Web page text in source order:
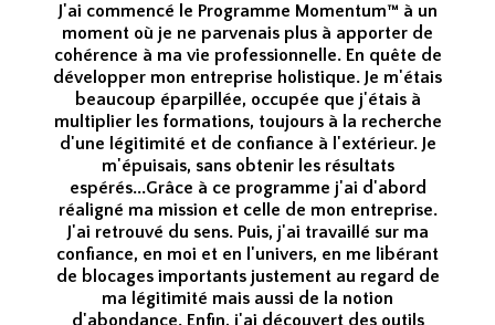
J'ai commencé le Programme Momentum™ à un
moment où je ne parvenais plus à apporter de
cohérence à ma vie professionnelle. En quête de
développer mon entreprise holistique. Je m'étais
beaucoup éparpillée, occupée que j'étais à
multiplier les formations, toujours à la recherche
d'une légitimité et de confiance à l'extérieur. Je
m'épuisais, sans obtenir les résultats
espérés...Grâce à ce programme j'ai d'abord
réaligné ma mission et celle de mon entreprise.
J'ai retrouvé du sens. Puis, j'ai travaillé sur ma
confiance, en moi et en l'univers, en me libérant
de blocages importants justement au regard de
ma légitimité mais aussi de la notion
d'abondance. Enfin, j'ai découvert des outils